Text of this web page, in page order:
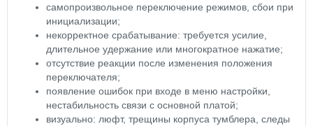
самопроизвольное переключение режимов, сбои при
инициализации;
некорректное срабатывание: требуется усилие,
длительное удержание или многократное нажатие;
отсутствие реакции после изменения положения
переключателя;
появление ошибок при входе в меню настройки,
нестабильность связи с основной платой;
визуально: люфт, трещины корпуса тумблера, следы